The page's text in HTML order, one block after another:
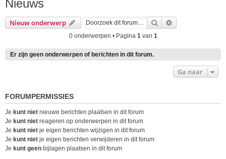
Nieuws
Nieuw onderwerp Zoek
0 onderwerpen • Pagina 1van 1
Er zijn geen onderwerpen of berichten in dit forum.
Ga naar
FORUMPERMISSIES
Je kunt niet nieuwe berichten plaatsen in dit forum
Je kunt niet reageren op onderwerpen in dit forum
Je kunt niet je eigen berichten wijzigen in dit forum
Je kunt niet je eigen berichten verwijderen in dit forum
Je kunt geen bijlagen plaatsen in dit forum